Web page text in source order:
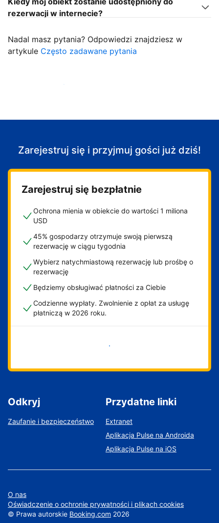
rezerwacji w internecie?
Nadal masz pytania? Odpowiedzi znajdziesz w
artykule Często zadawane pytania
Zacznij przyjmować gości
Zarejestruj się i przyjmuj gości już dziś!
Zarejestruj się bezpłatnie
Ochrona mienia w obiekcie do wartości 1 miliona
USD
45% gospodarzy otrzymuje swoją pierwszą
rezerwację w ciągu tygodnia
Wybierz natychmiastową rezerwację lub prośbę o
rezerwację
Będziemy obsługiwać płatności za Ciebie
Codzienne wypłaty. Zwolnienie z opłat za usługę
płatniczą w 2026 roku.
Zacznij już teraz
Odkryj
Zaufanie i bezpieczeństwo
Przydatne linki
Extranet
Aplikacja Pulse na Androida
Aplikacja Pulse na iOS
O nas
Oświadczenie o ochronie prywatności i plikach cookies
© Prawa autorskie Booking.com 2026